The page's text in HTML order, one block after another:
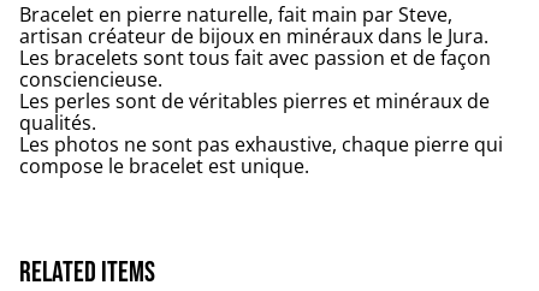
Bracelet en pierre naturelle, fait main par Steve,
artisan créateur de bijoux en minéraux dans le Jura.
Les bracelets sont tous fait avec passion et de façon
consciencieuse.
Les perles sont de véritables pierres et minéraux de
qualités.
Les photos ne sont pas exhaustive, chaque pierre qui
compose le bracelet est unique.
Related items